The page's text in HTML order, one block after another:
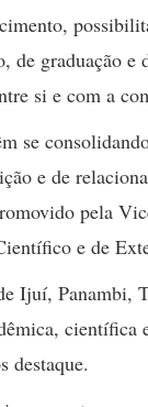
de graduação
si e com a
se
e de
pela
e de
Ijuí, Panambi,
destaque.